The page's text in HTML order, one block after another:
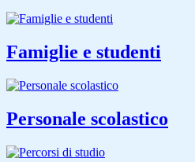
Famiglie e studenti
Personale scolastico